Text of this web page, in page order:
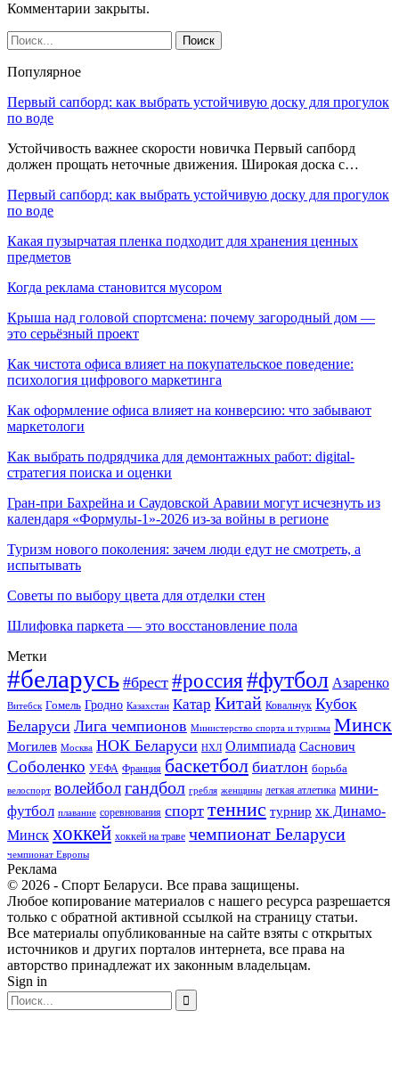
Комментарии закрыты.
Популярное
Первый сапборд: как выбрать устойчивую доску для прогулок
по воде
Устойчивость важнее скорости новичка Первый сапборд
должен прощать неточные движения. Широкая доска с…
Первый сапборд: как выбрать устойчивую доску для прогулок
по воде
Какая пузырчатая пленка подходит для хранения ценных
предметов
Когда реклама становится мусором
Крыша над головой спортсмена: почему загородный дом —
это серьёзный проект
Как чистота офиса влияет на покупательское поведение:
психология цифрового маркетинга
Как оформление офиса влияет на конверсию: что забывают
маркетологи
Как выбрать подрядчика для демонтажных работ: digital-
стратегия поиска и оценки
Гран-при Бахрейна и Саудовской Аравии могут исчезнуть из
календаря «Формулы-1»-2026 из-за войны в регионе
Туризм нового поколения: зачем люди едут не смотреть, а
испытывать
Советы по выбору цвета для отделки стен
Шлифовка паркета — это восстановление пола
Метки
#беларусь #брест #россия#футбол Азаренко
Витебск Гомель Гродно Казахстан Катар Китай Ковальчук Кубок
Беларуси Лига чемпионов Министерство спорта и туризма Минск
Могилев Москва НОК Беларуси НХЛ Олимпиада Саснович
Соболенко УЕФА Франция баскетбол биатлон борьба
велоспорт волейболгандбол гребля женщины легкая атлетика мини-
футбол плавание соревнования спорт теннис турнир хк Динамо-
Минск хоккей хоккей на траве чемпионат Беларуси
чемпионат Европы
Реклама
© 2026 - Спорт Беларуси. Все права защищены.
Любое копирование материалов с нашего ресурса разрешается
только с обратной активной ссылкой на страницу статьи.
Все материалы опубликованные на сайте взяты с открытых
источников и других порталов интернета, все права на
авторство принадлежат их законным владельцам.
Sign in